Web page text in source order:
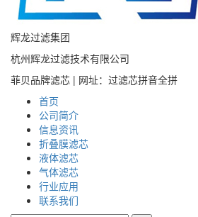
辉龙过滤集团
杭州辉龙过滤技术有限公司
菲贝品牌滤芯 | 网址：过滤芯拼音全拼
首页
公司简介
信息资讯
折叠膜滤芯
液体滤芯
气体滤芯
行业应用
联系我们